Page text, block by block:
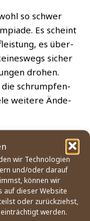
wir Technologien
und/oder darauf
können wir
auf dieser Website
oder zurückziehst,
werden.
so schwer
Es scheint
es über­
sicher
dro­hen.
die schrump­fen­
wei­te­re Ände­
Inter­na­tio­na­
Neu­struk­tu­rie­
(Link